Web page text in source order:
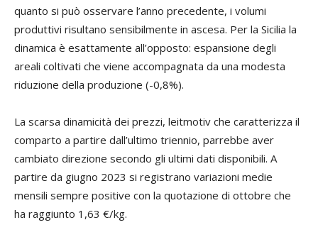
quanto si può osservare l’anno precedente, i volumi
produttivi risultano sensibilmente in ascesa. Per la Sicilia la
dinamica è esattamente all’opposto: espansione degli
areali coltivati che viene accompagnata da una modesta
riduzione della produzione (-0,8%).
La scarsa dinamicità dei prezzi, leitmotiv che caratterizza il
comparto a partire dall’ultimo triennio, parrebbe aver
cambiato direzione secondo gli ultimi dati disponibili. A
partire da giugno 2023 si registrano variazioni medie
mensili sempre positive con la quotazione di ottobre che
ha raggiunto 1,63 €/kg.